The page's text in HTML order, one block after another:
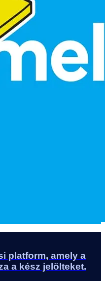
platform, amely a
a kész jelölteket.